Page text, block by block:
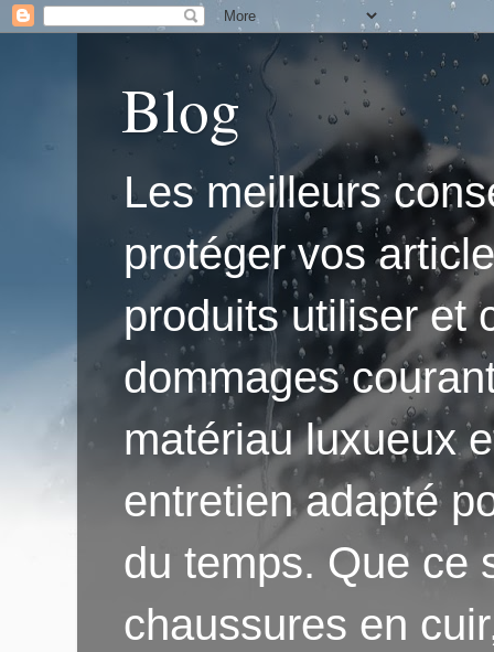
Blog
Les meilleurs
protéger vos
produits utiliser et
dommages
matériau luxueux
entretien adapté
du temps. Que ce
chaussures en